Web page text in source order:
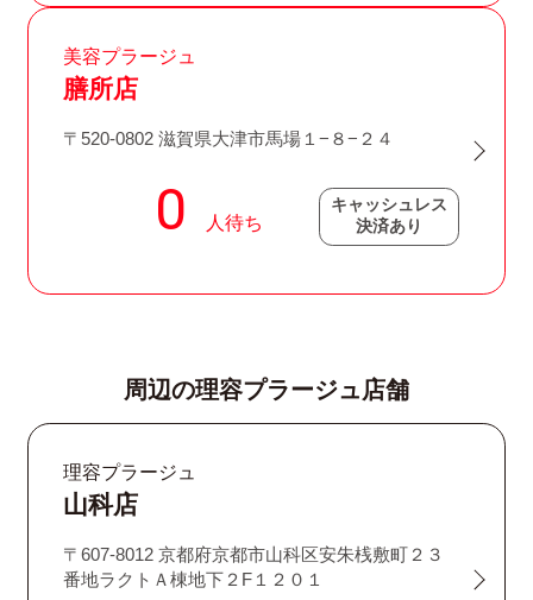
美容プラージュ
膳所店
〒520-0802 滋賀県大津市馬場１−８−２４
キャッシュレス
決済あり
周辺の理容プラージュ店舗
理容プラージュ
山科店
〒607-8012 京都府京都市山科区安朱桟敷町２３
番地ラクトＡ棟地下２F１２０１